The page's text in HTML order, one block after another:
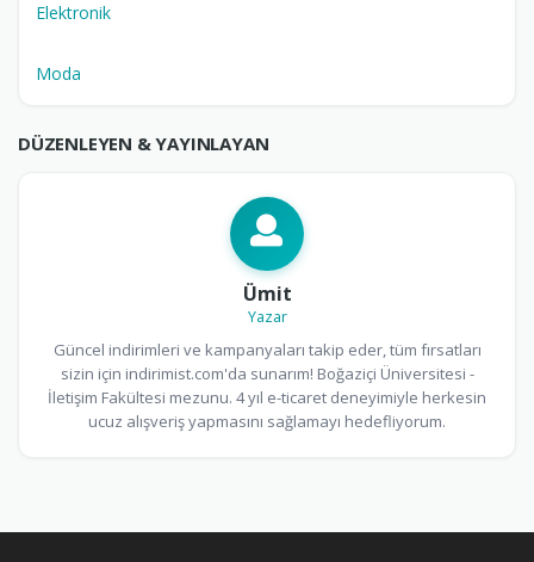
Elektronik
Moda
DÜZENLEYEN & YAYINLAYAN
Ümit
Yazar
Güncel indirimleri ve kampanyaları takip eder, tüm fırsatları
sizin için indirimist.com'da sunarım! Boğaziçi Üniversitesi -
İletişim Fakültesi mezunu. 4 yıl e-ticaret deneyimiyle herkesin
ucuz alışveriş yapmasını sağlamayı hedefliyorum.